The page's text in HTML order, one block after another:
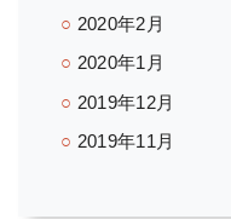
2020年2月
2020年1月
2019年12月
2019年11月